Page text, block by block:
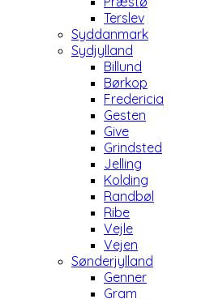
Terslev
Syddanmark
Sydjylland
Billund
Børkop
Fredericia
Gesten
Give
Grindsted
Jelling
Kolding
Randbøl
Ribe
Vejle
Vejen
Sønderjylland
Genner
Gram